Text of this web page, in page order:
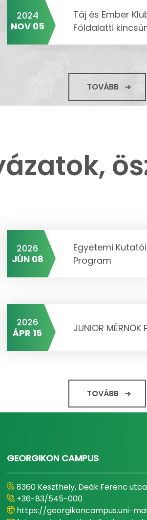
2024
NOV 05
Táj és Ember
Földalatti
TOVÁBB
2026
JÚN 08
Egyetemi
Program
2026
ÁPR 15
JUNIOR MÉRNÖK
TOVÁBB
GEORGIKON CAMPUS
8360 Keszthely, Deák Ferenc utca
+36-83/545-000
https://georgikoncampus.uni-